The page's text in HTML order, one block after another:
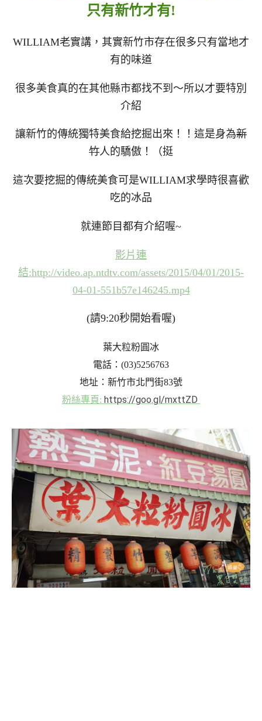
只有新竹才有!
WILLIAM老實講，其實新竹市存在很多只有當地才
有的味道
很多美食真的在其他縣市都找不到～所以才要特別
介紹
讓新竹的傳統獨特美食給挖掘出來！！這是身為新
竹人的驕傲！（挺
這次要挖掘的傳統美食可是WILLIAM求學時很喜歡
吃的冰品
就連節目都有介紹喔~
影片連
結:http://video.ap.ntdtv.com/assets/2015/04/01/2015-
04-01-551b57e146245.mp4
(請9:20秒開始看喔)
葉大粒粉圓冰
電話：(03)5256763
地址：新竹市北門街83號
粉絲專頁: https://goo.gl/mxttZD